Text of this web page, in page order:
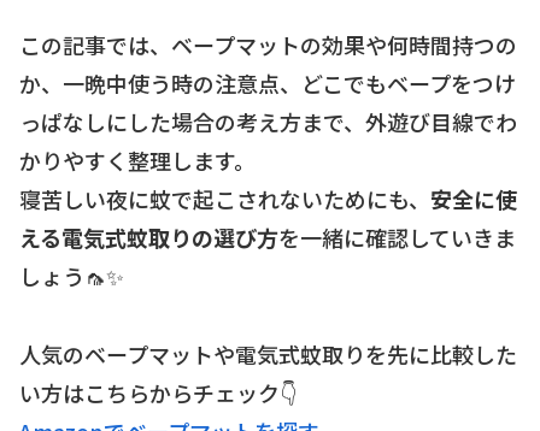
この記事では、ベープマットの効果や何時間持つの
か、一晩中使う時の注意点、どこでもベープをつけ
っぱなしにした場合の考え方まで、外遊び目線でわ
かりやすく整理します。
寝苦しい夜に蚊で起こされないためにも、 安全に使
える電気式蚊取りの選び方を一緒に確認していきま
しょう🦟✨
人気のベープマットや電気式蚊取りを先に比較した
い方はこちらからチェック👇